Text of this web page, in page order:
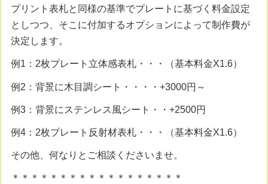
プリント表札と同様の基準でプレートに基づく料金設定
としつつ、そこに付加するオプションによって制作費が
決定します。
例1：2枚プレート立体感表札・・・（基本料金X1.6）
例2：背景に木目調シート・・・・+3000円～
例3：背景にステンレス風シート・・+2500円
例4：2枚プレート反射材表札・・・（基本料金X1.6）
その他、何なりとご相談くださいませ。
＊＊＊＊＊＊＊＊＊＊＊＊＊＊＊＊＊＊